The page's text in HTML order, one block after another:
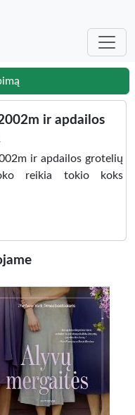
ir apdailos
ir apdailos grotelių
reikia tokio koks